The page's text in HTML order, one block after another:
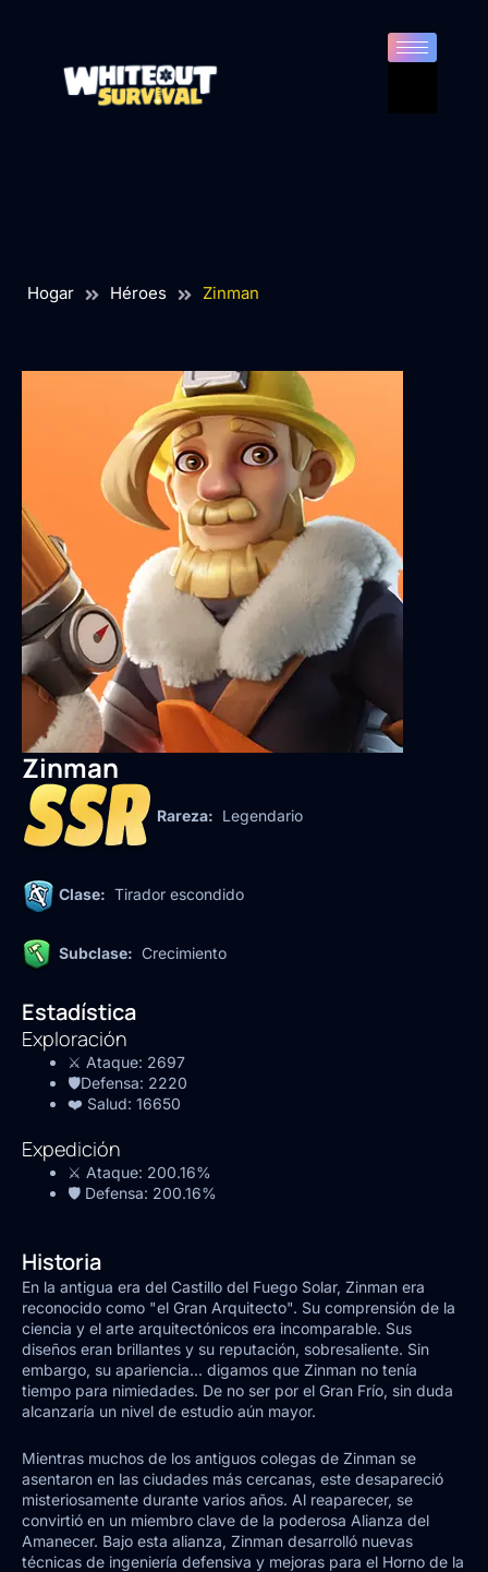
Hogar Héroes Zinman
Zinman
Rareza: Legendario
Clase: Tirador escondido
Subclase: Crecimiento
Estadística
Exploración
⚔️ Ataque: 2697
🛡️Defensa: 2220
❤️ Salud: 16650
Expedición
⚔️ Ataque: 200.16%
🛡️ Defensa: 200.16%
Historia
En la antigua era del Castillo del Fuego Solar, Zinman era
reconocido como "el Gran Arquitecto". Su comprensión de la
ciencia y el arte arquitectónicos era incomparable. Sus
diseños eran brillantes y su reputación, sobresaliente. Sin
embargo, su apariencia... digamos que Zinman no tenía
tiempo para nimiedades. De no ser por el Gran Frío, sin duda
alcanzaría un nivel de estudio aún mayor.
Mientras muchos de los antiguos colegas de Zinman se
asentaron en las ciudades más cercanas, este desapareció
misteriosamente durante varios años. Al reaparecer, se
convirtió en un miembro clave de la poderosa Alianza del
Amanecer. Bajo esta alianza, Zinman desarrolló nuevas
técnicas de ingeniería defensiva y mejoras para el Horno de la